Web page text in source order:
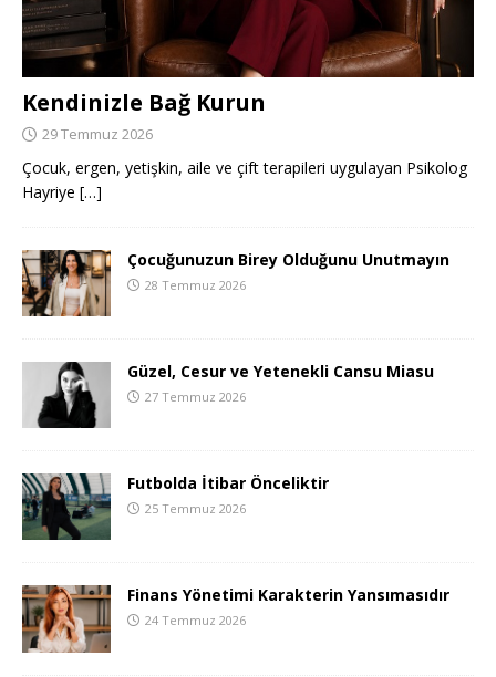
Kendinizle Bağ Kurun
29 Temmuz 2026
Çocuk, ergen, yetişkin, aile ve çift terapileri uygulayan Psikolog
Hayriye […]
Çocuğunuzun Birey Olduğunu Unutmayın
28 Temmuz 2026
Güzel, Cesur ve Yetenekli Cansu Miasu
27 Temmuz 2026
Futbolda İtibar Önceliktir
25 Temmuz 2026
Finans Yönetimi Karakterin Yansımasıdır
24 Temmuz 2026